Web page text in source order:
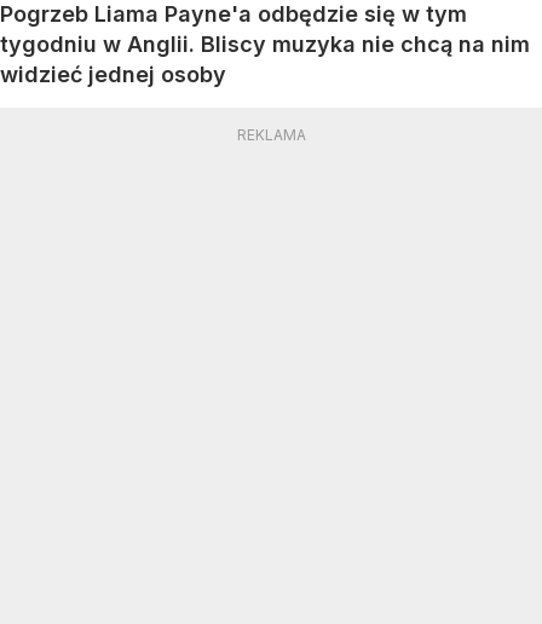
Pogrzeb Liama Payne'a odbędzie się w tym
tygodniu w Anglii. Bliscy muzyka nie chcą na nim
widzieć jednej osoby